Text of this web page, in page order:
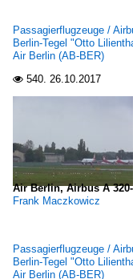
Passagierflugzeuge /
Berlin-Tegel "Otto
Air Berlin (AB-BER)
 540. 26.10.2017
Air Berlin, Airbus A 320-
Frank Maczkowicz
Passagierflugzeuge /
Berlin-Tegel "Otto
Air Berlin (AB-BER)